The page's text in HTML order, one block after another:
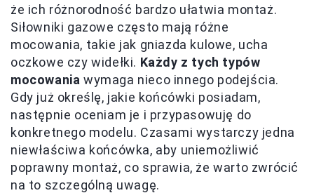
że ich różnorodność bardzo ułatwia montaż.
Siłowniki gazowe często mają różne
mocowania, takie jak gniazda kulowe, ucha
oczkowe czy widełki. Każdy z tych typów
mocowania wymaga nieco innego podejścia.
Gdy już określę, jakie końcówki posiadam,
następnie oceniam je i przypasowuję do
konkretnego modelu. Czasami wystarczy jedna
niewłaściwa końcówka, aby uniemożliwić
poprawny montaż, co sprawia, że warto zwrócić
na to szczególną uwagę.